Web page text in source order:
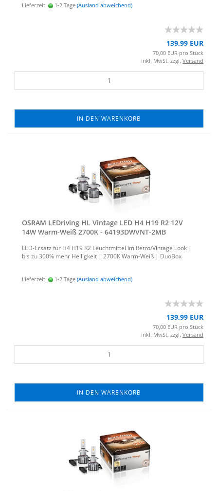
Lieferzeit: 1-2 Tage (Ausland abweichend)
139,99 EUR
70,00 EUR pro Stück
inkl. MwSt. zzgl. Versand
IN DEN WARENKORB
OSRAM LED­ri­ving HL Vin­ta­ge LED H4 H19 R2 12V
14W Warm-​Weiß 2700K - 64193DWVNT-​​2MB
LED-​Ersatz für H4 H19 R2 Leucht­mit­tel im Retro/Vin­ta­ge Look |
bis zu 300% mehr Hel­lig­keit | 2700K Warm-​Weiß | Duo­Box
Lieferzeit: 1-2 Tage (Ausland abweichend)
139,99 EUR
70,00 EUR pro Stück
inkl. MwSt. zzgl. Versand
IN DEN WARENKORB